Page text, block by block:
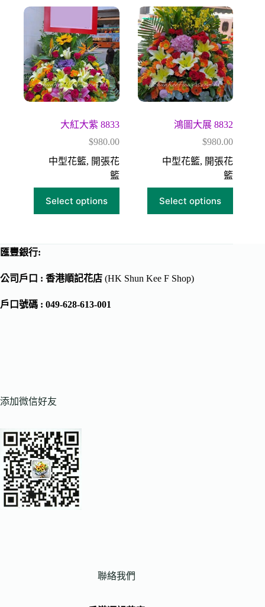
大紅大紫 8833
$980.00
中型花籃, 開張花
籃
Select options
鴻圖大展 8832
$980.00
中型花籃, 開張花
籃
Select options
匯豐銀行:
公司戶口 : 香港順記花店 (HK Shun Kee F Shop)
戶口號碼 : 049-628-613-001
添加微信好友
聯絡我們